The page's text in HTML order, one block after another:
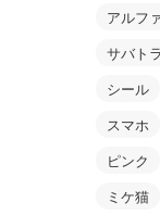
アルフ
サバトラ
シール
スマホ
ピンク
ミケ猫